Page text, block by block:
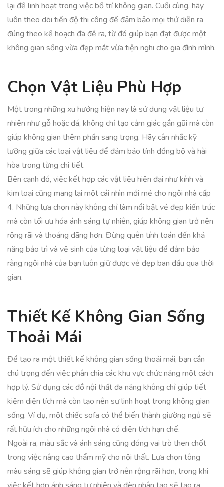
lại để linh hoạt trong việc bố trí không gian. Cuối cùng, hãy
luôn theo dõi tiến độ thi công để đảm bảo mọi thứ diễn ra
đúng theo kế hoạch đã đề ra, từ đó giúp bạn đạt được một
không gian sống vừa đẹp mắt vừa tiện nghi cho gia đình mình.
Chọn Vật Liệu Phù Hợp
Một trong những xu hướng hiện nay là sử dụng vật liệu tự
nhiên như gỗ hoặc đá, không chỉ tạo cảm giác gần gũi mà còn
giúp không gian thêm phần sang trọng. Hãy cân nhắc kỹ
lưỡng giữa các loại vật liệu để đảm bảo tính đồng bộ và hài
hòa trong từng chi tiết.
Bên cạnh đó, việc kết hợp các vật liệu hiện đại như kính và
kim loại cũng mang lại một cái nhìn mới mẻ cho ngôi nhà cấp
4. Những lựa chọn này không chỉ làm nổi bật vẻ đẹp kiến trúc
mà còn tối ưu hóa ánh sáng tự nhiên, giúp không gian trở nên
rộng rãi và thoáng đãng hơn. Đừng quên tính toán đến khả
năng bảo trì và vệ sinh của từng loại vật liệu để đảm bảo
rằng ngôi nhà của bạn luôn giữ được vẻ đẹp ban đầu qua thời
gian.
Thiết Kế Không Gian Sống
Thoải Mái
Để tạo ra một thiết kế không gian sống thoải mái, bạn cần
chú trọng đến việc phân chia các khu vực chức năng một cách
hợp lý. Sử dụng các đồ nội thất đa năng không chỉ giúp tiết
kiệm diện tích mà còn tạo nên sự linh hoạt trong không gian
sống. Ví dụ, một chiếc sofa có thể biến thành giường ngủ sẽ
rất hữu ích cho những ngôi nhà có diện tích hạn chế.
Ngoài ra, màu sắc và ánh sáng cũng đóng vai trò then chốt
trong việc nâng cao thẩm mỹ cho nội thất. Lựa chọn tông
màu sáng sẽ giúp không gian trở nên rộng rãi hơn, trong khi